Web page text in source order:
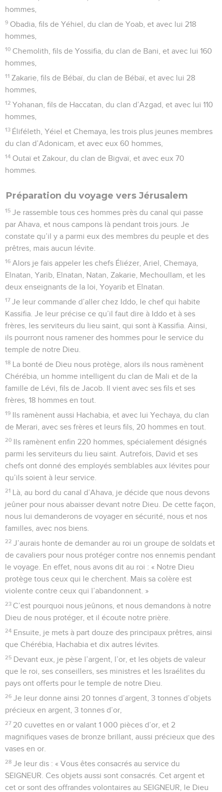
hommes,
9 Obadia, fils de Yéhiel, du clan de Yoab, et avec lui 218
hommes,
10 Chemolith, fils de Yossifia, du clan de Bani, et avec lui 160
hommes,
11 Zakarie, fils de Bébaï, du clan de Bébaï, et avec lui 28
hommes,
12 Yohanan, fils de Haccatan, du clan d’Azgad, et avec lui 110
hommes,
13 Éliféleth, Yéiel et Chemaya, les trois plus jeunes membres
du clan d’Adonicam, et avec eux 60 hommes,
14 Outaï et Zakour, du clan de Bigvaï, et avec eux 70
hommes.
Préparation du voyage vers Jérusalem
15 Je rassemble tous ces hommes près du canal qui passe
par Ahava, et nous campons là pendant trois jours. Je
constate qu’il y a parmi eux des membres du peuple et des
prêtres, mais aucun lévite.
16 Alors je fais appeler les chefs Éliézer, Ariel, Chemaya,
Elnatan, Yarib, Elnatan, Natan, Zakarie, Mechoullam, et les
deux enseignants de la loi, Yoyarib et Elnatan.
17 Je leur commande d’aller chez Iddo, le chef qui habite
Kassifia. Je leur précise ce qu’il faut dire à Iddo et à ses
frères, les serviteurs du lieu saint, qui sont à Kassifia. Ainsi,
ils pourront nous ramener des hommes pour le service du
temple de notre Dieu.
18 La bonté de Dieu nous protège, alors ils nous ramènent
Chérébia, un homme intelligent du clan de Mali et de la
famille de Lévi, fils de Jacob. Il vient avec ses fils et ses
frères, 18 hommes en tout.
19 Ils ramènent aussi Hachabia, et avec lui Yechaya, du clan
de Merari, avec ses frères et leurs fils, 20 hommes en tout.
20 Ils ramènent enfin 220 hommes, spécialement désignés
parmi les serviteurs du lieu saint. Autrefois, David et ses
chefs ont donné des employés semblables aux lévites pour
qu’ils soient à leur service.
21 Là, au bord du canal d’Ahava, je décide que nous devons
jeûner pour nous abaisser devant notre Dieu. De cette façon,
nous lui demanderons de voyager en sécurité, nous et nos
familles, avec nos biens.
22 J’aurais honte de demander au roi un groupe de soldats et
de cavaliers pour nous protéger contre nos ennemis pendant
le voyage. En effet, nous avons dit au roi : « Notre Dieu
protège tous ceux qui le cherchent. Mais sa colère est
violente contre ceux qui l’abandonnent. »
23 C’est pourquoi nous jeûnons, et nous demandons à notre
Dieu de nous protéger, et il écoute notre prière.
24 Ensuite, je mets à part douze des principaux prêtres, ainsi
que Chérébia, Hachabia et dix autres lévites.
25 Devant eux, je pèse l’argent, l’or, et les objets de valeur
que le roi, ses conseillers, ses ministres et les Israélites du
pays ont offerts pour le temple de notre Dieu.
26 Je leur donne ainsi 20 tonnes d’argent, 3 tonnes d’objets
précieux en argent, 3 tonnes d’or,
27 20 cuvettes en or valant 1 000 pièces d’or, et 2
magnifiques vases de bronze brillant, aussi précieux que des
vases en or.
28 Je leur dis : « Vous êtes consacrés au service du
SEIGNEUR. Ces objets aussi sont consacrés. Cet argent et
cet or sont des offrandes volontaires au SEIGNEUR, le Dieu